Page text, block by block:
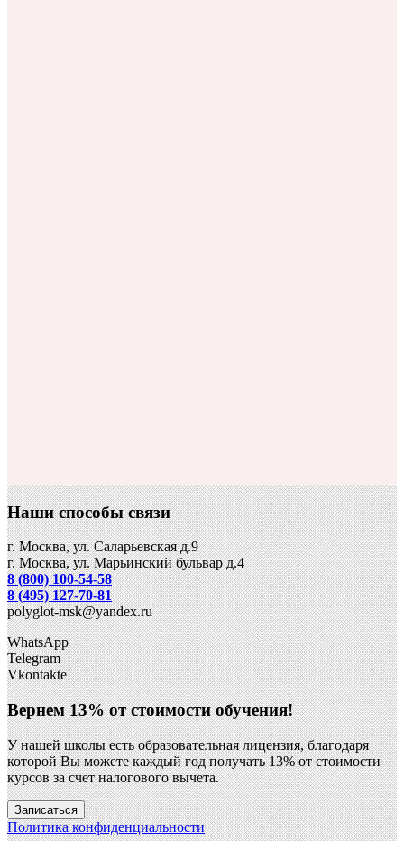
Наши способы связи
г. Москва, ул. Саларьевская д.9
г. Москва, ул. Марьинский бульвар д.4
8 (800) 100-54-58
8 (495) 127-70-81
polyglot-msk@yandex.ru
WhatsApp
Telegram
Vkontakte
Вернем 13% от стоимости обучения!
У нашей школы есть образовательная лицензия, благодаря
которой Вы можете каждый год получать 13% от стоимости
курсов за счет налогового вычета.
Записаться
Политика конфиденциальности